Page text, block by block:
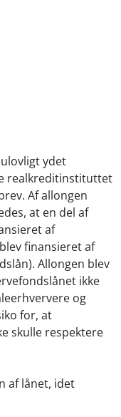
ydet
realkreditinstituttet
Af allongen
at en del af
af
finansieret af
Allongen blev
ikke
og
for, at
skulle respektere
af lånet, idet